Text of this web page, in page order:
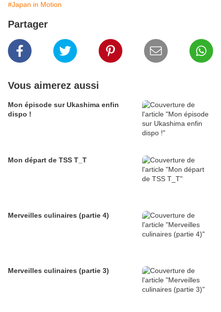
#Japan in Motion
Partager
Vous aimerez aussi
Mon épisode sur Ukashima enfin
dispo !
Mon départ de TSS T_T
Merveilles culinaires (partie 4)
Merveilles culinaires (partie 3)